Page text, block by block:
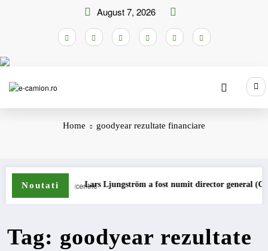
August 7, 2026
Home goodyear rezultate financiare
Noutati Lars Ljungström a fost numit director general (CFO)
Tag: goodyear rezultate